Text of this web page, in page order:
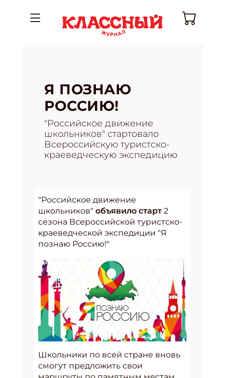
Я ПОЗНАЮ
РОССИЮ!
"Российское движение
школьников" стартовало
Всероссийскую туристско-
краеведческую экспедицию
"Российское движение
школьников" объявило старт2
сезона Всероссийской туристско-
краеведческой экспедиции "Я
познаю Россию!"
Школьники по всей стране вновь
смогут предложить свои